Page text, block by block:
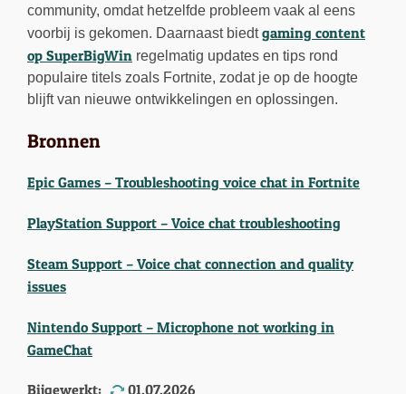
community, omdat hetzelfde probleem vaak al eens
voorbij is gekomen. Daarnaast biedtgaming content
op SuperBigWin regelmatig updates en tips rond
populaire titels zoals Fortnite, zodat je op de hoogte
blijft van nieuwe ontwikkelingen en oplossingen.
Bronnen
Epic Games – Troubleshooting voice chat in Fortnite
PlayStation Support – Voice chat troubleshooting
Steam Support – Voice chat connection and quality
issues
Nintendo Support – Microphone not working in
GameChat
Bijgewerkt: 01.07.2026